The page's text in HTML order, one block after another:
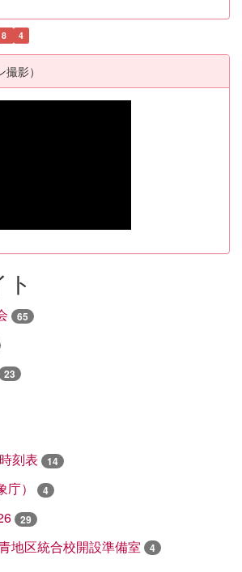
8 4
影）
65
23
刻表 14
） 4
29
地区統合校開設準備室 4